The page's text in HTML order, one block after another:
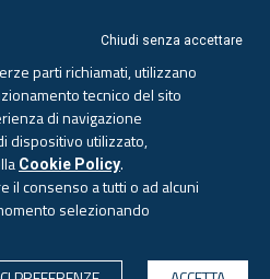
- Aggiornato alle 6.00
Chiudi senza accettare
parti richiamati, utilizzano
tecnico del sito
di navigazione
dispositivo utilizzato,
Cookie Policy.
il consenso a tutti o ad alcuni
selezionando